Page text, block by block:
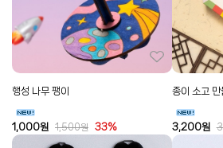
행성 나무 팽이
1,000원 1,500원 33%
종이 소고 만
3,200원